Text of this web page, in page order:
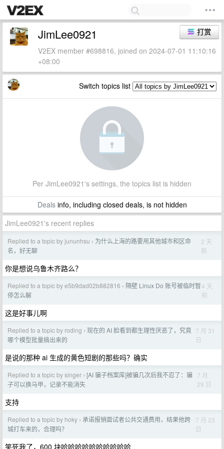
打赏
JimLee0921
V2EX member #698816, joined on 2024-07-01 11:10:16
+08:00
Switch topics list
Per JimLee0921's settings, the topics list is hidden
Dealsinfo, including closed deals, is not hidden
JimLee0921's recent replies
Replied to a topic by jununhsu › 为什么上海的路要用其他城市和区命
名，好无聊
2 天
前
你是想说乌鲁木齐路么？
Replied to a topic by e5b9dad02b882816 › 隔壁 Linux Do 账号被临时暂
停怎么解
4 天
前
这是好事儿啊
Replied to a topic by roding › 现在的 AI 脸看到都生理性厌恶了，究竟
哪个模型批量搞出来的
7 月 31
日
是说的那种 ai 生成的黄色短剧的那些吗？确实
Replied to a topic by singer › [AI 骗子档案库]被骗几次后我不忍了：骗
子可以换马甲，记录不能消失
7 月
29 日
支持
Replied to a topic by hoky › 承诺报销面试者公共交通费用，结果他跨
城打车来的，合理吗？
7 月 23
日
笑死我了，600 块哈哈哈哈哈哈哈哈哈哈